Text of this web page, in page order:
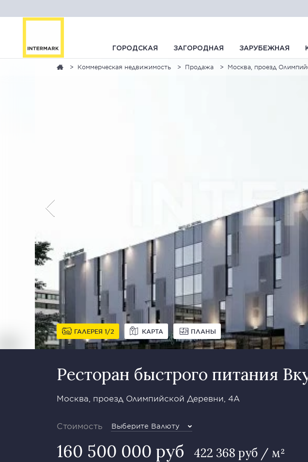
ГОРОДСКАЯ ЗАГОРОДНАЯ ЗАРУБЕЖНАЯ
Коммерческая недвижимость Продажа Москва, проезд
ГАЛЕРЕЯ 1 2 КАРТА ПЛАНЫ
Ресторан быстрого питания
Москва, проезд Олимпийской Деревни, 4А
Стоимость Выберите Валюту
160 500 000 руб 422 368 руб / м²